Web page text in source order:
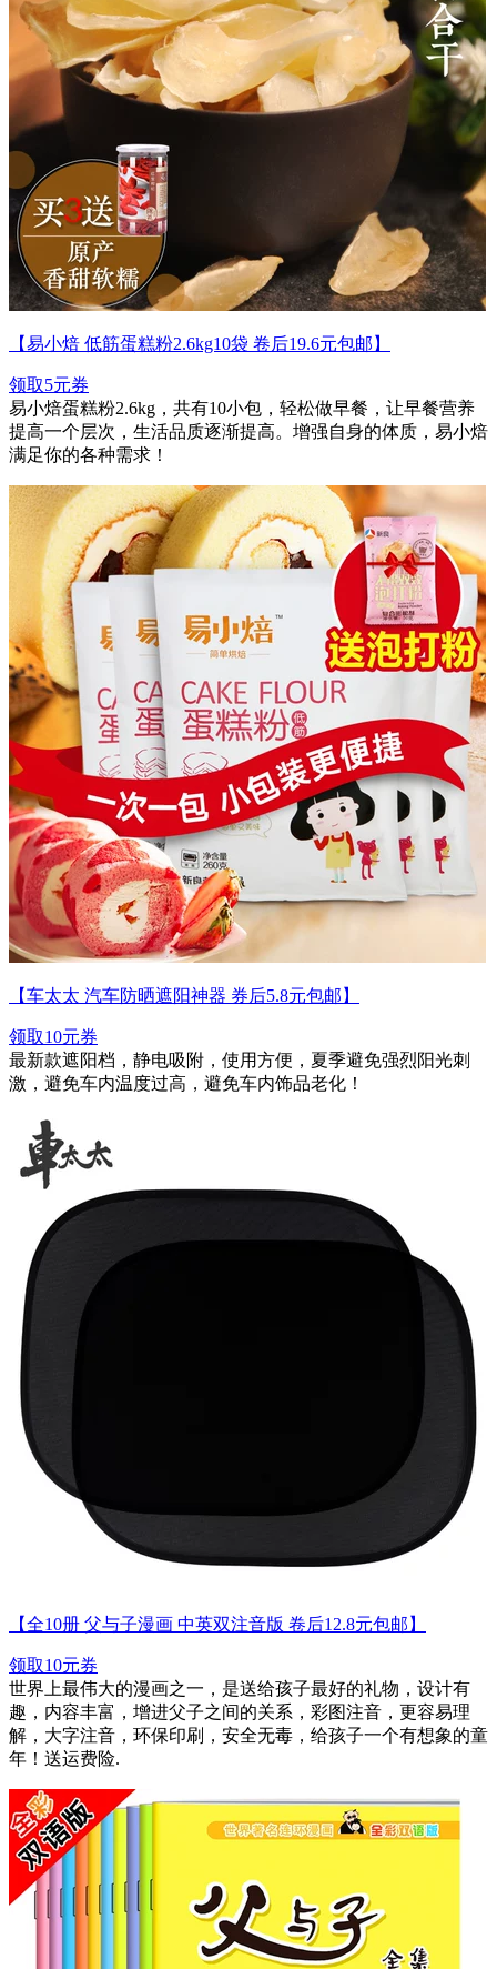
【易小焙 低筋蛋糕粉2.6kg10袋 卷后19.6元包邮】
领取5元券
易小焙蛋糕粉2.6kg，共有10小包，轻松做早餐，让早餐营养
提高一个层次，生活品质逐渐提高。增强自身的体质，易小焙
满足你的各种需求！
【车太太 汽车防晒遮阳神器 券后5.8元包邮】
领取10元券
最新款遮阳档，静电吸附，使用方便，夏季避免强烈阳光刺
激，避免车内温度过高，避免车内饰品老化！
【全10册 父与子漫画 中英双注音版 卷后12.8元包邮】
领取10元券
世界上最伟大的漫画之一，是送给孩子最好的礼物，设计有
趣，内容丰富，增进父子之间的关系，彩图注音，更容易理
解，大字注音，环保印刷，安全无毒，给孩子一个有想象的童
年！送运费险.